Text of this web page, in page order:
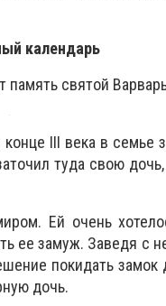
календарь
память святой
III века в семье
туда свою
Ей очень
ее замуж. Заведя с
покидать
дочь.